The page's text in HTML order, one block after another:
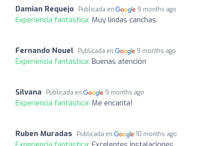
Damian Requejo Publicada en 9 months ago
Experiencia fantástica: Muy lindas canchas.
Fernando Nouel Publicada en 9 months ago
Experiencia fantástica: Buenas atención
Silvana Publicada en 9 months ago
Experiencia fantástica: Me encanta!
Ruben Muradas Publicada en 10 months ago